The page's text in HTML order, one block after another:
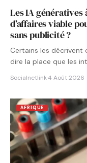
Les IA génératives
d’affaires viable
sans publicité ?
Certains les décrivent
dire la place que les
Socialnetlink·4 Août 2026
AFRIQUE